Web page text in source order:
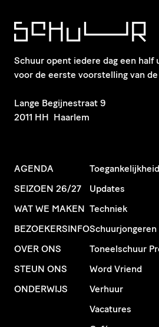
Schuur opent iedere dag een half
voor de eerste voorstelling van de
​Lange Begijnestraat 9
2011 HH Haarlem
AGENDA
SEIZOEN 26/27
WAT WE MAKEN
BEZOEKERSINFO
OVER ONS
STEUN ONS
ONDERWIJS
Toegankelijkheid
Updates
Techniek
Schuurjongeren
Toneelschuur
Word Vriend
Verhuur
Vacatures